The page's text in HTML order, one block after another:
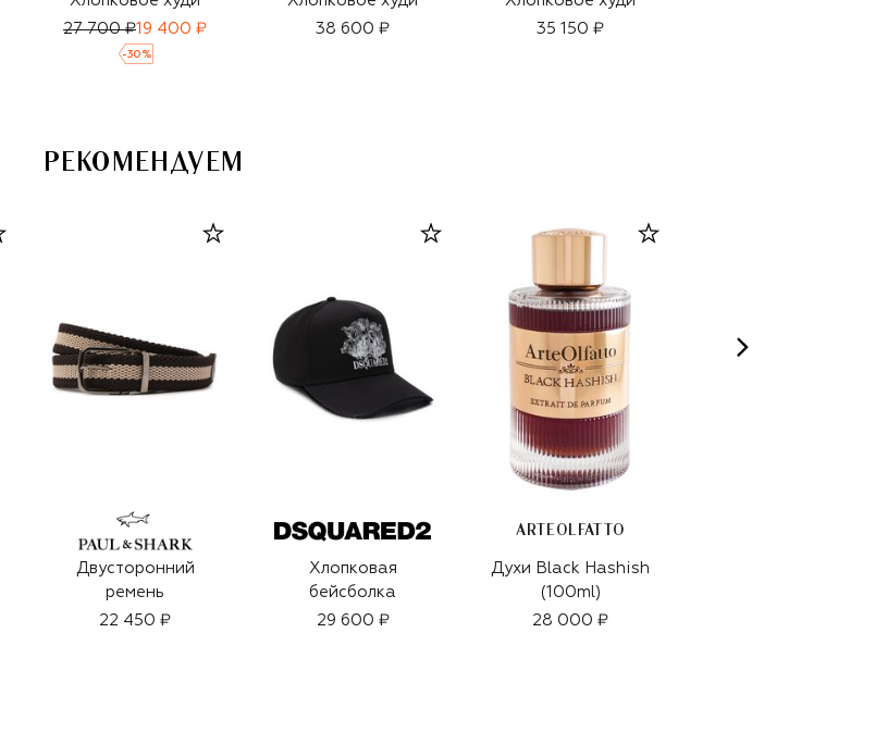
27 700 ₽19 400 ₽
-30 %
38 600 ₽
35 150 ₽
РЕКОМЕНДУЕМ
Двусторонний
ремень
22 450 ₽
Хлопковая
бейсболка
29 600 ₽
ARTEOLFATTO
Духи Black Hashish
(100ml)
28 000 ₽